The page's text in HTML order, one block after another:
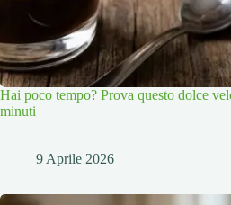
Hai poco tempo? Prova questo dolce
minuti
9 Aprile 2026